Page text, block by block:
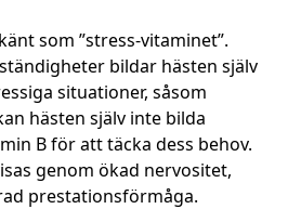
som ”stress-vitaminet”.
bildar hästen själv
situationer, såsom
hästen själv inte bilda
B för att täcka dess behov.
genom ökad nervositet,
prestationsförmåga.